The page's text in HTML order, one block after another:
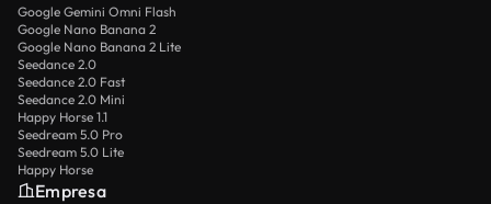
Google Gemini Omni Flash
Google Nano Banana 2
Google Nano Banana 2 Lite
Seedance 2.0
Seedance 2.0 Fast
Seedance 2.0 Mini
Happy Horse 1.1
Seedream 5.0 Pro
Seedream 5.0 Lite
Happy Horse
Empresa